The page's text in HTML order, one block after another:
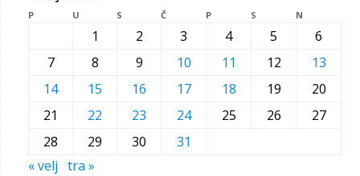
P U S Č P S N
1 2 3 4 5
6
7
8 9 10 11 12
13
14
15 16 17 18 19
20
21
22 23 24 25 26
27
28
29 30
31
« velj tra »